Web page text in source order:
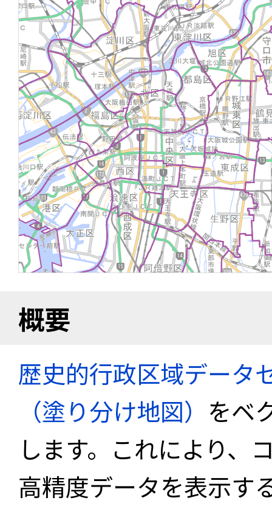
概要
歴史的行政区域データ
（塗り分け地図） をベ
します。これにより、
高精度データを表示す